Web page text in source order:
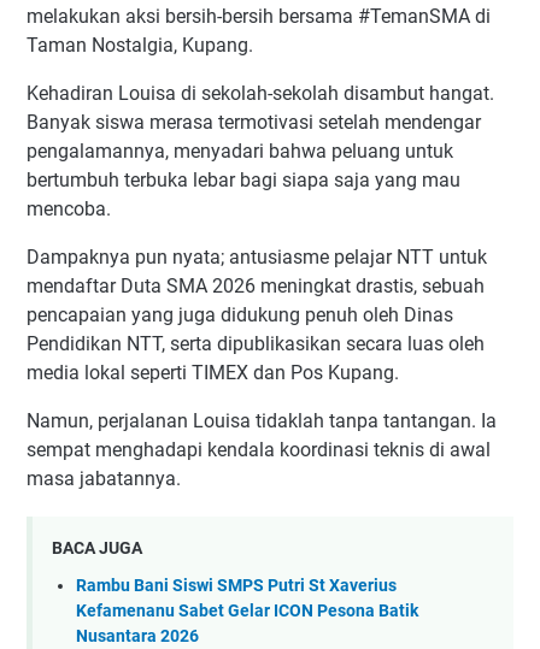
melakukan aksi bersih-bersih bersama #TemanSMA di
Taman Nostalgia, Kupang.
Kehadiran Louisa di sekolah-sekolah disambut hangat.
Banyak siswa merasa termotivasi setelah mendengar
pengalamannya, menyadari bahwa peluang untuk
bertumbuh terbuka lebar bagi siapa saja yang mau
mencoba.
Dampaknya pun nyata; antusiasme pelajar NTT untuk
mendaftar Duta SMA 2026 meningkat drastis, sebuah
pencapaian yang juga didukung penuh oleh Dinas
Pendidikan NTT, serta dipublikasikan secara luas oleh
media lokal seperti TIMEX dan Pos Kupang.
Namun, perjalanan Louisa tidaklah tanpa tantangan. Ia
sempat menghadapi kendala koordinasi teknis di awal
masa jabatannya.
BACA JUGA
Rambu Bani Siswi SMPS Putri St Xaverius
Kefamenanu Sabet Gelar ICON Pesona Batik
Nusantara 2026